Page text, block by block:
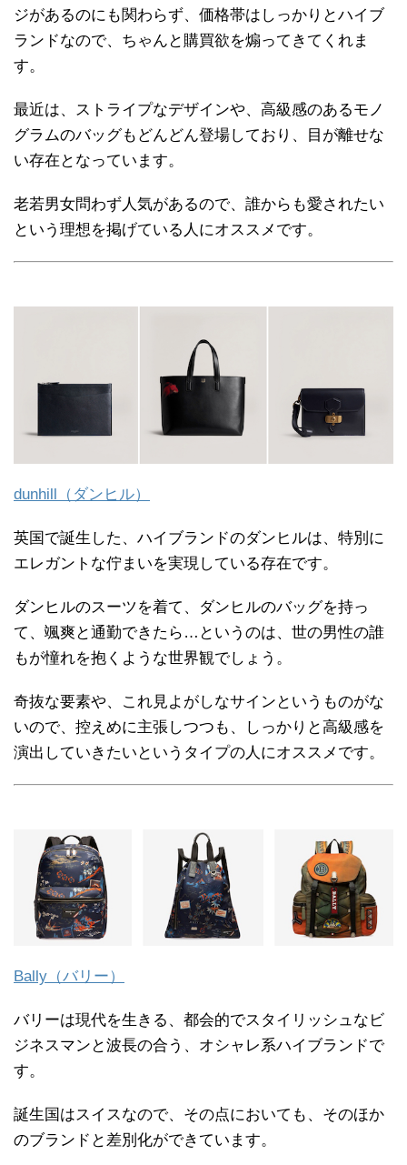
ジがあるのにも関わらず、価格帯はしっかりとハイブ
ランドなので、ちゃんと購買欲を煽ってきてくれま
す。
最近は、ストライプなデザインや、高級感のあるモノ
グラムのバッグもどんどん登場しており、目が離せな
い存在となっています。
老若男女問わず人気があるので、誰からも愛されたい
という理想を掲げている人にオススメです。
dunhill（ダンヒル）
英国で誕生した、ハイブランドのダンヒルは、特別に
エレガントな佇まいを実現している存在です。
ダンヒルのスーツを着て、ダンヒルのバッグを持っ
て、颯爽と通勤できたら…というのは、世の男性の誰
もが憧れを抱くような世界観でしょう。
奇抜な要素や、これ見よがしなサインというものがな
いので、控えめに主張しつつも、しっかりと高級感を
演出していきたいというタイプの人にオススメです。
Bally（バリー）
バリーは現代を生きる、都会的でスタイリッシュなビ
ジネスマンと波長の合う、オシャレ系ハイブランドで
す。
誕生国はスイスなので、その点においても、そのほか
のブランドと差別化ができています。